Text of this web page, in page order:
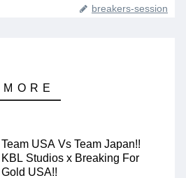
breakers-session
Team USA Vs Team Japan!!
KBL Studios x Breaking For
Gold USA!!